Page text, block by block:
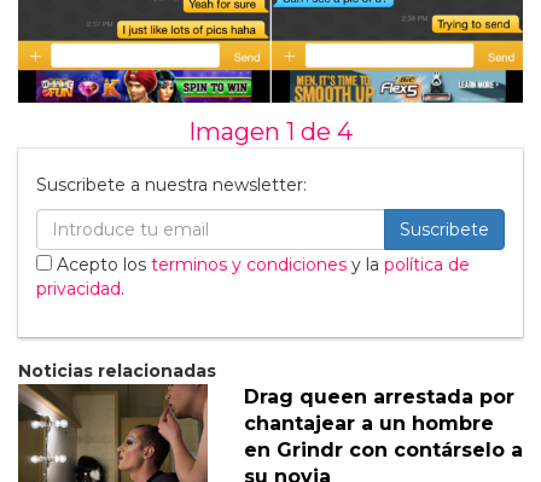
Imagen 1 de 4
Suscribete a nuestra newsletter:
Suscribete
Acepto los terminos y condiciones y la política de
privacidad.
Noticias relacionadas
Drag queen arrestada por
chantajear a un hombre
en Grindr con contárselo a
su novia